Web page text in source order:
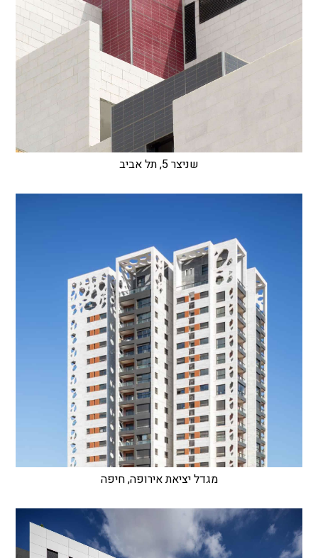
שניצר 5, תל אביב
מגדל יציאת אירופה, חיפה